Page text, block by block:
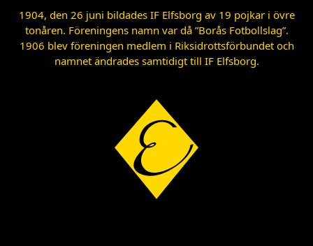
1904, den 26 juni bildades IF Elfsborg av 19 pojkar i övre
tonåren. Föreningens namn var då ”Borås Fotbollslag”.
1906 blev föreningen medlem i Riksidrottsförbundet och
namnet ändrades samtidigt till IF Elfsborg.